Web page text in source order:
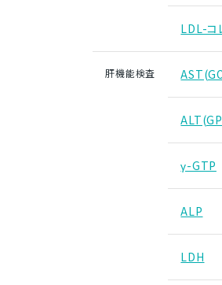
LDL-コ
肝機能検査
γ-GTP
ALP
LDH